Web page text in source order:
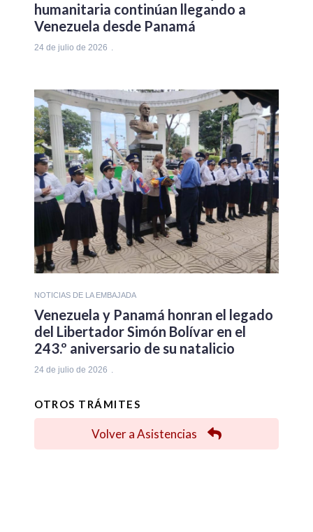
humanitaria continúan llegando a
Venezuela desde Panamá
24 de julio de 2026
NOTICIAS DE LA EMBAJADA
Venezuela y Panamá honran el legado
del Libertador Simón Bolívar en el
243.º aniversario de su natalicio
24 de julio de 2026
OTROS TRÁMITES
Volver a Asistencias